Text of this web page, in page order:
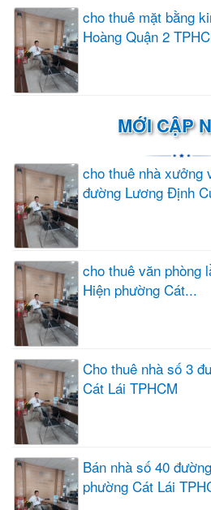
cho thuê mặt bằng
Hoàng Quận 2
MỚI CẬP
cho thuê nhà xưởng
đường Lương Định
cho thuê văn phòng
Hiện phường Cát...
Cho thuê nhà số 3
Cát Lái TPHCM
Bán nhà số 40
phường Cát Lái